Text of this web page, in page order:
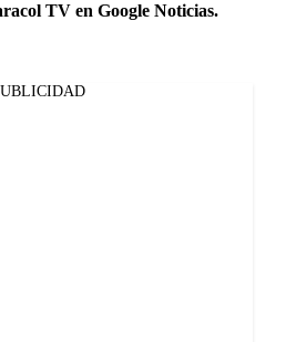
TV en Google Noticias.